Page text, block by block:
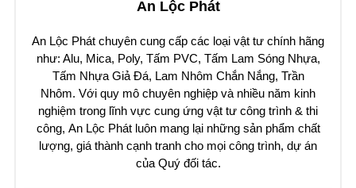
An Lộc Phát
An Lộc Phát chuyên cung cấp các loại vật tư chính hãng
như: Alu, Mica, Poly, Tấm PVC, Tấm Lam Sóng Nhựa,
Tấm Nhựa Giả Đá, Lam Nhôm Chắn Nắng, Trần
Nhôm. Với quy mô chuyên nghiệp và nhiều năm kinh
nghiệm trong lĩnh vực cung ứng vật tư công trình & thi
công, An Lộc Phátluôn mang lại những sản phẩm chất
lượng, giá thành cạnh tranh cho mọi công trình, dự án
của Quý đối tác.